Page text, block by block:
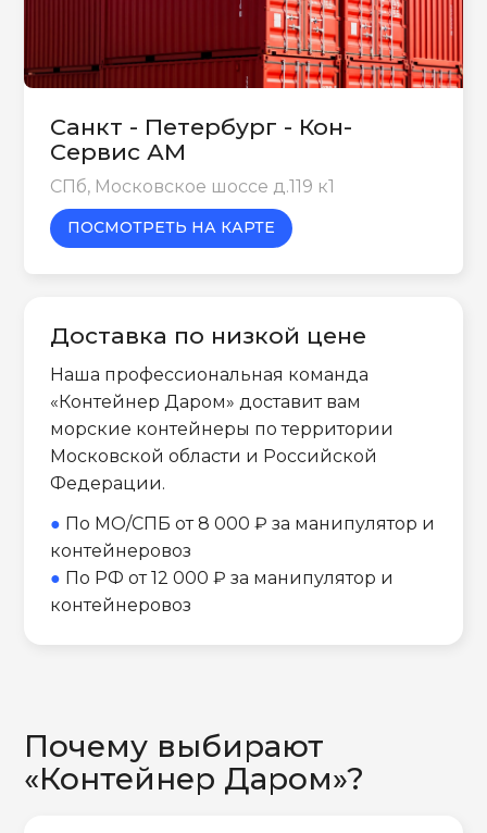
Санкт - Петербург - Кон-
Сервис АМ
СПб, Московское шоссе д.119 к1
ПОСМОТРЕТЬ НА КАРТЕ
Доставка по низкой цене
Наша профессиональная команда
«Контейнер Даром» доставит вам
морские контейнеры по территории
Московской области и Российской
Федерации.
● По МО/СПБ от 8 000 ₽ за манипулятор и
контейнеровоз
● По РФ от 12 000 ₽ за манипулятор и
контейнеровоз
Почему выбирают
«Контейнер Даром»?